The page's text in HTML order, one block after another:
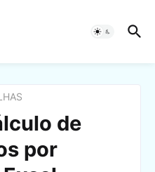
de
por